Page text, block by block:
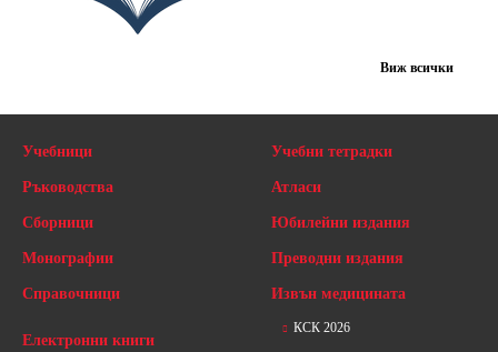
Виж всички
Учебници
Ръководства
Сборници
Монографии
Справочници
Учебни тетрадки
Атласи
Юбилейни издания
Преводни издания
Извън медицината
Електронни книги
КСК 2026